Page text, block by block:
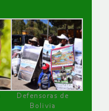
Defensoras de
Bolivia